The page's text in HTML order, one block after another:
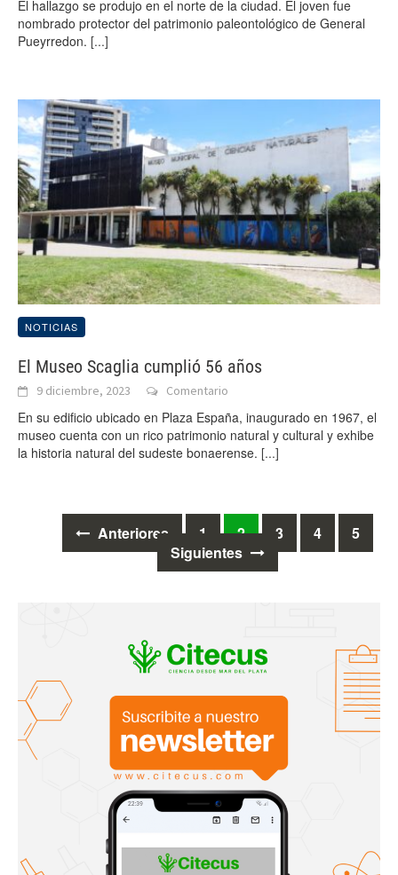
El hallazgo se produjo en el norte de la ciudad. El joven fue
nombrado protector del patrimonio paleontológico de General
Pueyrredon. [...]
NOTICIAS
El Museo Scaglia cumplió 56 años
9 diciembre, 2023 Comentario
En su edificio ubicado en Plaza España, inaugurado en 1967, el
museo cuenta con un rico patrimonio natural y cultural y exhibe
la historia natural del sudeste bonaerense. [...]
Anteriores 1 2 3 4
5
Siguientes